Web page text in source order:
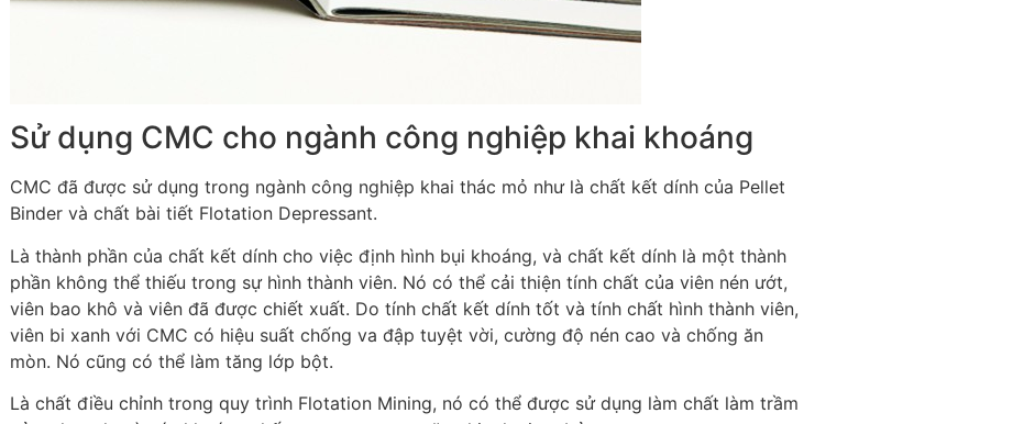
Sử dụng CMC cho ngành công nghiệp khai khoáng
CMC đã được sử dụng trong ngành công nghiệp khai thác mỏ như là chất kết dính của Pellet
Binder và chất bài tiết Flotation Depressant.
Là thành phần của chất kết dính cho việc định hình bụi khoáng, và chất kết dính là một thành
phần không thể thiếu trong sự hình thành viên. Nó có thể cải thiện tính chất của viên nén ướt,
viên bao khô và viên đã được chiết xuất. Do tính chất kết dính tốt và tính chất hình thành viên,
viên bi xanh với CMC có hiệu suất chống va đập tuyệt vời, cường độ nén cao và chống ăn
mòn. Nó cũng có thể làm tăng lớp bột.
Là chất điều chỉnh trong quy trình Flotation Mining, nó có thể được sử dụng làm chất làm trầm